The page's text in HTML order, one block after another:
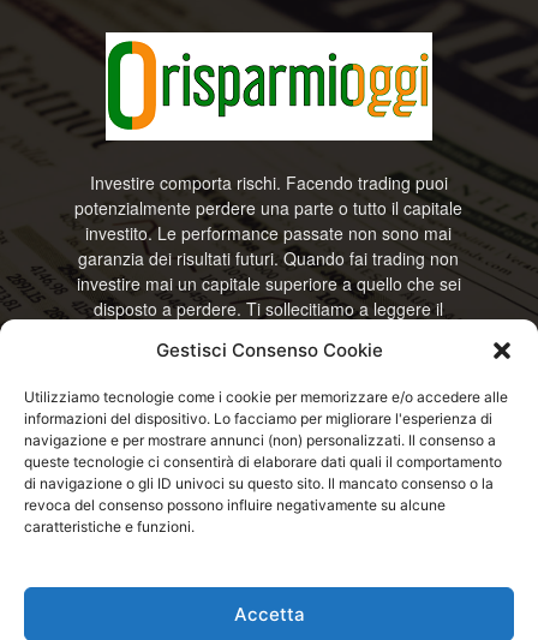
Gestisci Consenso Cookie
Utilizziamo tecnologie come i cookie per memorizzare e/o accedere alle
informazioni del dispositivo. Lo facciamo per migliorare l'esperienza di
navigazione e per mostrare annunci (non) personalizzati. Il consenso a
queste tecnologie ci consentirà di elaborare dati quali il comportamento
di navigazione o gli ID univoci su questo sito. Il mancato consenso o la
revoca del consenso possono influire negativamente su alcune
caratteristiche e funzioni.
Accetta
Investire comporta rischi. Facendo trading puoi
potenzialmente perdere una parte o tutto il capitale
investito. Le performance passate non sono mai
garanzia dei risultati futuri. Quando fai trading non
investire mai un capitale superiore a quello che sei
disposto a perdere. Ti sollecitiamo a leggere il
RisparmiOggi non offre alcun genere di consulenza
e non si assume la responsabilità sull’utilizzo delle
informazioni riportate. Continuando ad accedere o
a usare questo sito o ogni servizio disponibile
questo sito, dichiari di accettare termini e condizioni
previste. © RisparmiOggi
Contattaci: